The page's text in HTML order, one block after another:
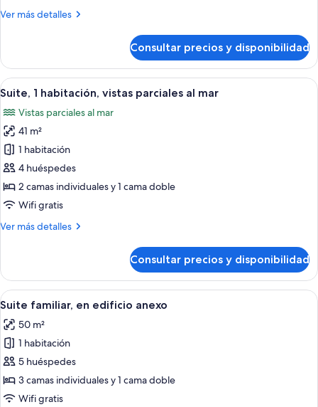
a
Ver más detalles
Más
1
habitación,
vistas
la
montaña
Consultar precios y disponibilidad
Abrir
todas
las
fotos
de
Suite,
1
habitación,
parciales
Habitación de hotel con cama,
6
Suite, 1 habitación, vistas parciales al mar
Vistas parciales al mar
41 m²
1 habitación
4 huéspedes
2 camas individuales y 1 cama doble
Wifi gratis
Ver más detalles
Más
1
habitación,
vistas
al
mar
Consultar precios y disponibilidad
Abrir
todas
las
fotos
de
Suite
familiar,
Habitación de hotel con cama,
5
Suite familiar, en edificio anexo
50 m²
1 habitación
5 huéspedes
3 camas individuales y 1 cama doble
Wifi gratis